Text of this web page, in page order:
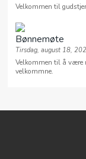
Velkommen til
Bønnemøte
Tirsdag, august 18,
Velkommen til å være
velkommne.